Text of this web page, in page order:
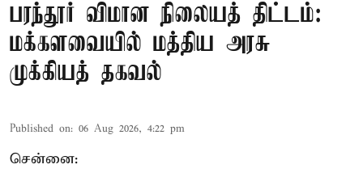
பரந்தூர் விமான நிலையத் திட்டம்:
மக்களவையில் மத்திய அரசு
முக்கியத் தகவல்
Published on: 06 Aug 2026, 4:22 pm
சென்னை: